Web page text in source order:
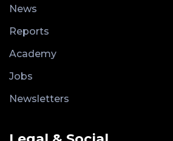
News
Reports
Academy
Jobs
Newsletters